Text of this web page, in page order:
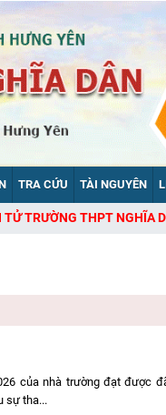
TRA CỨU TÀI NGUYÊN
THPT NGHĨA DÂN
của nhà trường đạt được
sự tha...